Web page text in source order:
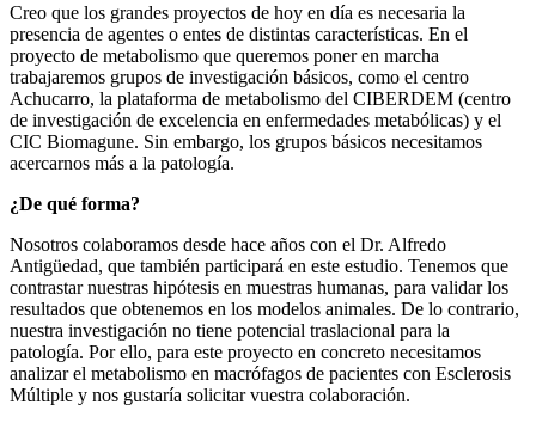
Creo que los grandes proyectos de hoy en día es necesaria la
presencia de agentes o entes de distintas características. En el
proyecto de metabolismo que queremos poner en marcha
trabajaremos grupos de investigación básicos, como el centro
Achucarro, la plataforma de metabolismo del CIBERDEM (centro
de investigación de excelencia en enfermedades metabólicas) y el
CIC Biomagune. Sin embargo, los grupos básicos necesitamos
acercarnos más a la patología.
¿De qué forma?
Nosotros colaboramos desde hace años con el Dr. Alfredo
Antigüedad, que también participará en este estudio. Tenemos que
contrastar nuestras hipótesis en muestras humanas, para validar los
resultados que obtenemos en los modelos animales. De lo contrario,
nuestra investigación no tiene potencial traslacional para la
patología. Por ello, para este proyecto en concreto necesitamos
analizar el metabolismo en macrófagos de pacientes con Esclerosis
Múltiple y nos gustaría solicitar vuestra colaboración.